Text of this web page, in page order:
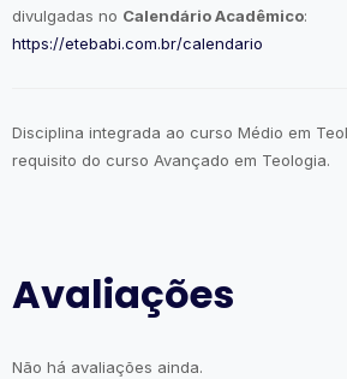
divulgadas no Calendário Acadêmico:
https://etebabi.com.br/calendario
Disciplina integrada ao curso Médio em
requisito do curso Avançado em Teologia.
Avaliações
Não há avaliações ainda.